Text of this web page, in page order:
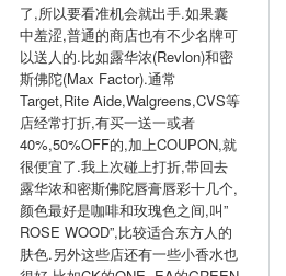
了,所以要看准机会就出手.如果囊
中羞涩,普通的商店也有不少名牌可
以送人的.比如露华浓(Revlon)和密
斯佛陀(Max Factor).通常
Target,Rite Aide,Walgreens,CVS等
店经常打折,有买一送一或者
40%,50%OFF的,加上COUPON,就
很便宜了.我上次碰上打折,带回去
露华浓和密斯佛陀唇膏唇彩十几个,
颜色最好是咖啡和玫瑰色之间,叫”
ROSE WOOD”,比较适合东方人的
肤色.另外这些店还有一些小香水也